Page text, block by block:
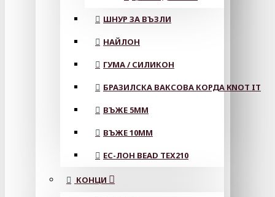
ШНУР ЗА ВЪЗЛИ
НАЙЛОН
ГУМА / СИЛИКОН
БРАЗИЛСКА ВАКСОВА КОРДА KNOT IT
ВЪЖЕ 5MM
ВЪЖЕ 10MM
ЕС-ЛОН BEAD TEX210
КОНЦИ